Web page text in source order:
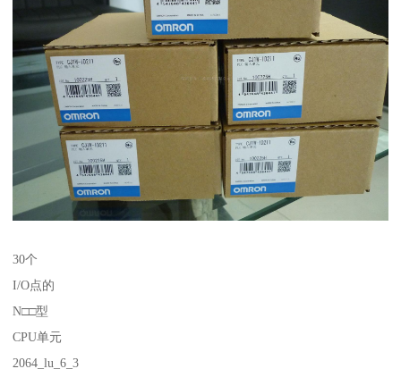
30个
I/O点的
N□□型
CPU单元
2064_lu_6_3